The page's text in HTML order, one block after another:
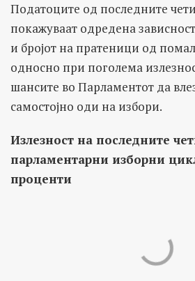
Податоците од последните
покажуваат одредена
и бројот на пратеници од
односно при поголема
шансите во Парламентот да
самостојно оди на избори.
Излезност на последните
парламентарни изборни
проценти